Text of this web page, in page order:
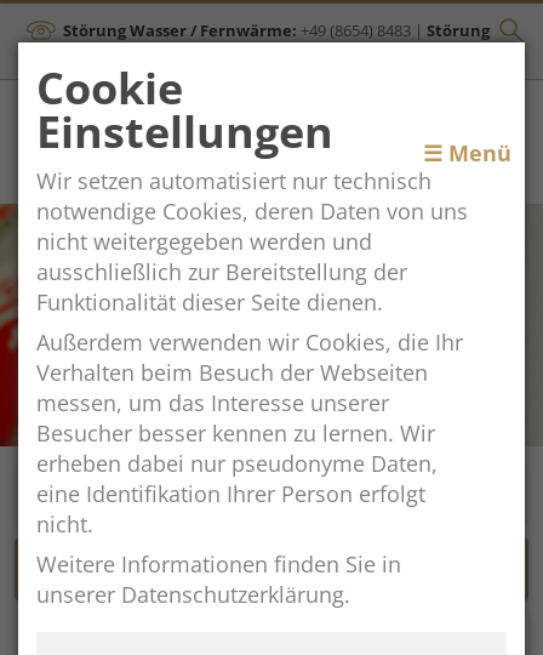
Störung Wasser / Fernwärme: +49 (8654) 8483 | Störung
Toggle
navigation
☰ Menü
Cookie
Einstellungen
Wir setzen automatisiert nur technisch
notwendige Cookies, deren Daten von uns
nicht weitergegeben werden und
ausschließlich zur Bereitstellung der
Funktionalität dieser Seite dienen.
Außerdem verwenden wir Cookies, die Ihr
Verhalten beim Besuch der Webseiten
messen, um das Interesse unserer
Besucher besser kennen zu lernen. Wir
erheben dabei nur pseudonyme Daten,
eine Identifikation Ihrer Person erfolgt
nicht.
Weitere Informationen finden Sie in
unserer Datenschutzerklärung.